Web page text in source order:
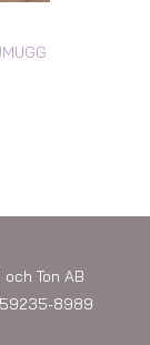
Ton AB
8989